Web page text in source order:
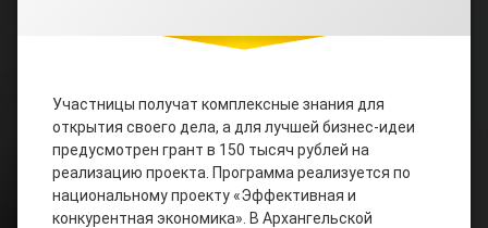
Участницы получат комплексные знания для
открытия своего дела, а для лучшей бизнес-идеи
предусмотрен грант в 150 тысяч рублей на
реализацию проекта. Программа реализуется по
национальному проекту «Эффективная и
конкурентная экономика». В Архангельской